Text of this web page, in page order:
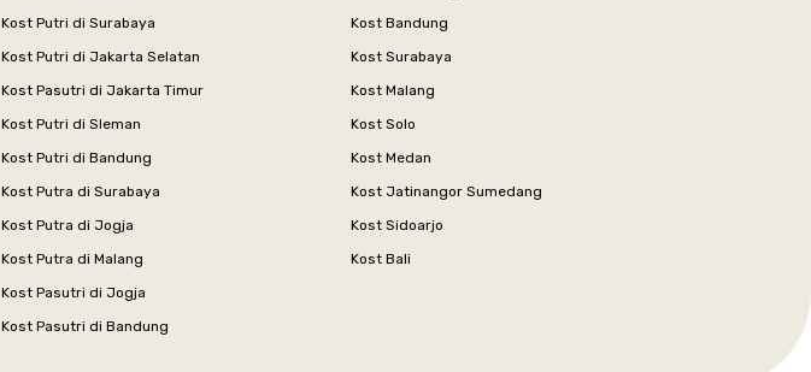
Kost Putri di Surabaya
Kost Putri di Jakarta Selatan
Kost Pasutri di Jakarta Timur
Kost Putri di Sleman
Kost Putri di Bandung
Kost Putra di Surabaya
Kost Putra di Jogja
Kost Putra di Malang
Kost Pasutri di Jogja
Kost Pasutri di Bandung
Kost Bandung
Kost Surabaya
Kost Malang
Kost Solo
Kost Medan
Kost Jatinangor Sumedang
Kost Sidoarjo
Kost Bali